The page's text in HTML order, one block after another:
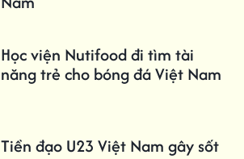
Học viện Nutifood đi tìm tài
năng trẻ cho bóng đá Việt Nam
Tiền đạo U23 Việt Nam gây sốt